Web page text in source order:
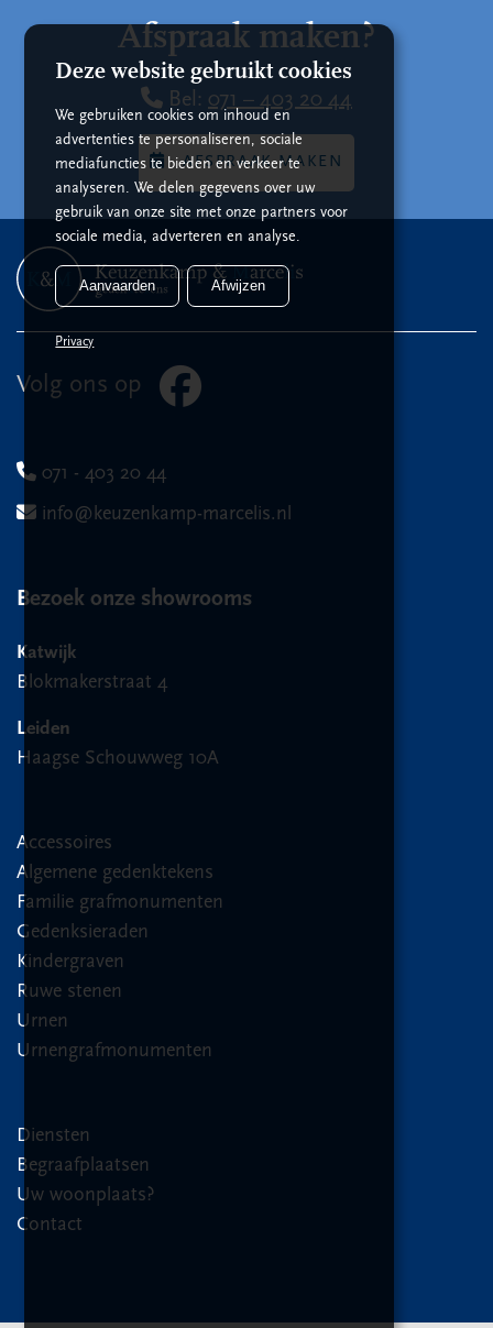
Afspraak maken?
Bel: 071 – 403 20 44
AFSPRAAK MAKEN
Volg ons op
071 - 403 20 44
info@keuzenkamp-marcelis.nl
Bezoek onze showrooms
Katwijk
Blokmakerstraat 4
Leiden
Haagse Schouwweg 10A
Accessoires
Algemene gedenktekens
Familie grafmonumenten
Gedenksieraden
Kindergraven
Ruwe stenen
Urnen
Urnengrafmonumenten
Diensten
Begraafplaatsen
Uw woonplaats?
Contact
Deze website gebruikt cookies
We gebruiken cookies om inhoud en
advertenties te personaliseren, sociale
mediafuncties te bieden en verkeer te
analyseren. We delen gegevens over uw
gebruik van onze site met onze partners voor
sociale media, adverteren en analyse.
Aanvaarden Afwijzen
Privacy